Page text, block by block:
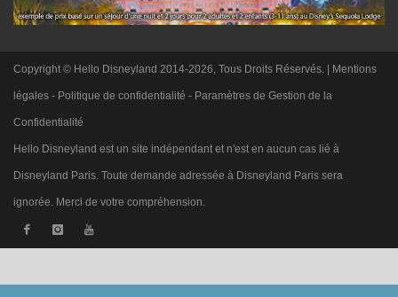
Copyright © Hello Disneyland 2014-2026, Tous Droits Réservés. | Mentions
légales - Politique de confidentialité - Paramètres de Gestion de la
Confidentialité
Hello Disneyland est un site indépendant et n'est en aucun cas lié à
Disneyland Paris. Toute demande adressée à Disneyland Paris sera
ignorée. Merci de votre compréhension.